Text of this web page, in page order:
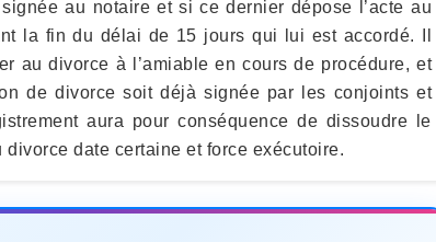
au notaire et si ce dernier dépose l’acte au
la fin du délai de 15 jours qui lui est accordé. Il
au divorce à l’amiable en cours de procédure, et
de divorce soit déjà signée par les conjoints et
aura pour conséquence de dissoudre le
divorce date certaine et force exécutoire.